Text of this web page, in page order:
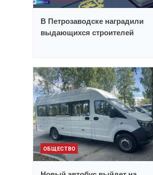
В Петрозаводске наградили
выдающихся строителей
ОБЩЕСТВО